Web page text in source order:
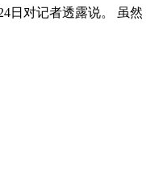
日对记者透露说。 虽然